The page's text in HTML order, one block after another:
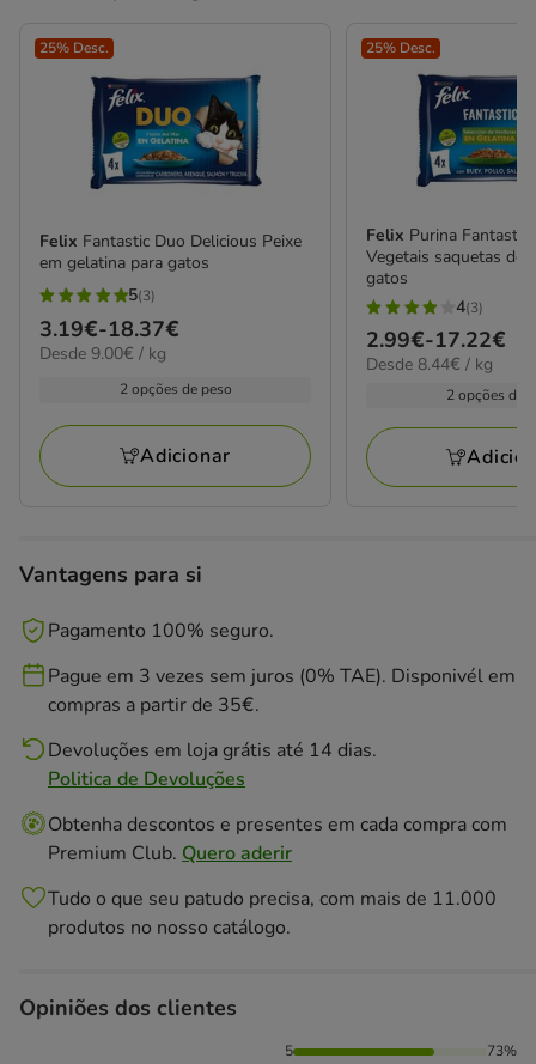
25% Desc.
Felix Fantastic Duo Delicious Peixe
em gelatina para gatos
5
estrelas
com
avaliações
5(3)
Preço
de
18.37€
3.19€-18.37€
9.00€
Desde 9.00€ / kg
2 opções de peso
Adicionar
25% Desc.
Felix Purina Fantastic Seleção de
Vegetais saquetas de
gatos
4
estrelas
com
avaliações
4(3)
Preço
de
17.22€
2.99€-17.22€
8.44€
Desde 8.44€ / kg
2 opções de
Vantagens para si
Pagamento 100% seguro.
Pague em 3 vezes sem juros (0% TAE). Disponivél em
compras a partir de 35€.
Devoluções em loja grátis até 14 dias.
Politica de Devoluções
Obtenha descontos e presentes em cada compra com
Premium Club. Quero aderir
Tudo o que seu patudo precisa, com mais de 11.000
produtos no nosso catálogo.
Opiniões dos clientes
73% das pessoas avaliaram com 5 estrelas, 27% das
5 73%